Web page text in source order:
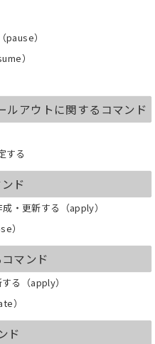
）
）
アウトに関するコマンド
する
ド
・更新する（apply）
）
マンド
る（apply）
）
ド